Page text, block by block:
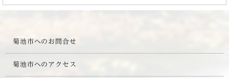
菊池市へのお問合せ
菊池市へのアクセス